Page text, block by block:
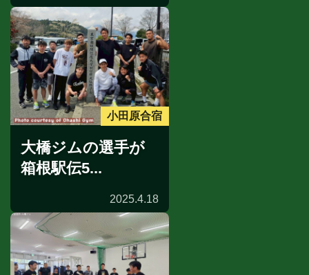
小田原合宿
大橋ジムの選手が
箱根駅伝5...
2025.4.18